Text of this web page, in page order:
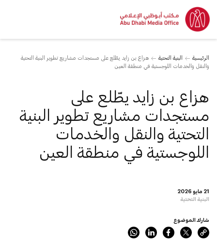
الرئيسية البنية التحتية
هزاع بن زايد يطّلع على مستجدات مشاريع تطوير البنية التحتية
والنقل والخدمات اللوجستية في منطقة العين
21 مايو 2026
البنية التحتية
هزاع بن زايد يطّلع على
مستجدات مشاريع تطوير البنية
التحتية والنقل والخدمات
اللوجستية في منطقة العين
شارك الموضوع